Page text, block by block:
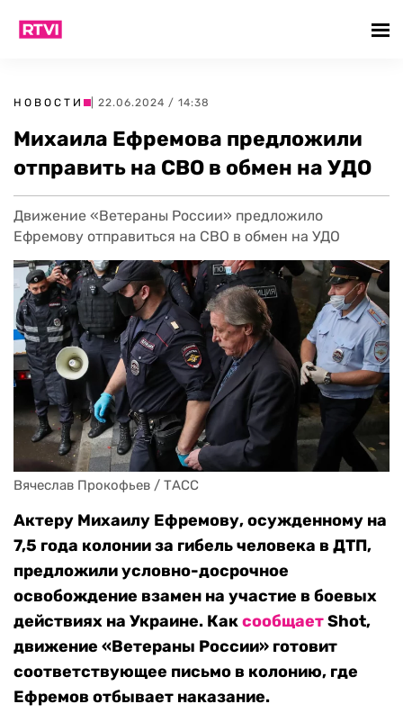
НОВОСТИ | 22.06.2024 / 14:38
Михаила Ефремова предложили
отправить на СВО в обмен на УДО
Движение «Ветераны России» предложило
Ефремову отправиться на СВО в обмен на УДО
Вячеслав Прокофьев / ТАСС
Актеру Михаилу Ефремову, осужденному на
7,5 года колонии за гибель человека в ДТП,
предложили условно-досрочное
освобождение взамен на участие в боевых
действиях на Украине. КаксообщаетShot,
движение «Ветераны России» готовит
соответствующее письмо в колонию, где
Ефремов отбывает наказание.